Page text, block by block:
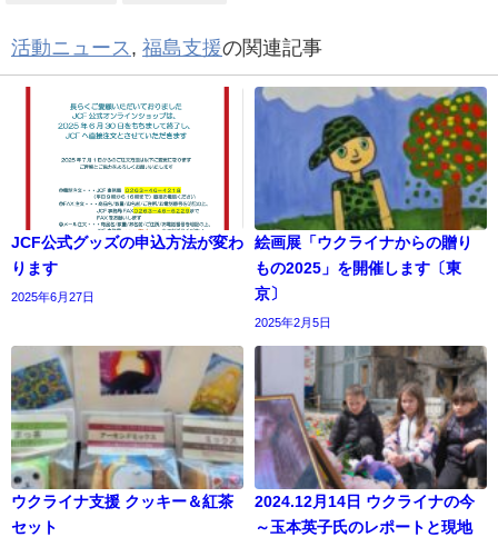
活動ニュース , 福島支援の関連記事
JCF公式グッズの申込方法が変わ
ります
2025年6月27日
絵画展「ウクライナからの贈り
もの2025」を開催します〔東
京〕
2025年2月5日
ウクライナ支援 クッキー＆紅茶
セット
2024.12月14日 ウクライナの今
～玉本英子氏のレポートと現地